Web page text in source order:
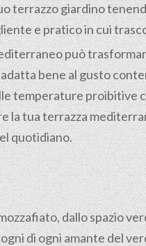
terrazzo giardino
e pratico in cui
può
bene al gusto
temperature proibitive
la tua terrazza
quotidiano.
dallo spazio
di ogni amante del